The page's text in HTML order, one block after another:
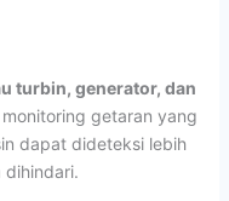
turbin, generator, dan
getaran yang
dapat dideteksi lebih